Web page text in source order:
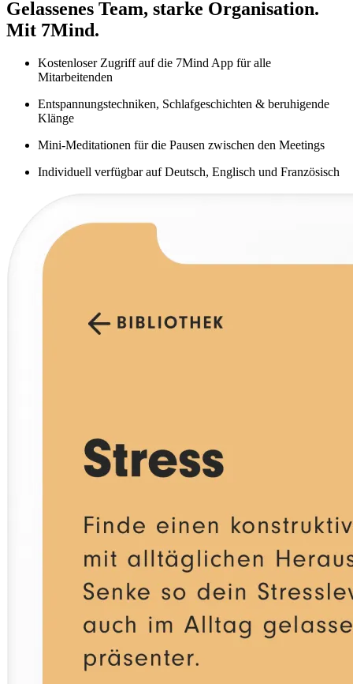
Gelassenes Team, starke Organisation.
Mit 7Mind.
Kostenloser Zugriff auf die 7Mind App für alle
Mitarbeitenden
Entspannungstechniken, Schlafgeschichten & beruhigende
Klänge
Mini-Meditationen für die Pausen zwischen den Meetings
Individuell verfügbar auf Deutsch, Englisch und Französisch